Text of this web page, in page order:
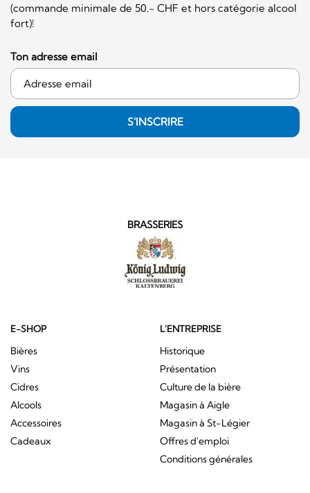
(commande minimale de 50.- CHF et hors catégorie alcool
fort)!
Ton adresse email
S'INSCRIRE
BRASSERIES
E-SHOP
Bières
Vins
Cidres
Alcools
Accessoires
Cadeaux
L'ENTREPRISE
Historique
Présentation
Culture de la bière
Magasin à Aigle
Magasin à St-Légier
Offres d'emploi
Conditions générales